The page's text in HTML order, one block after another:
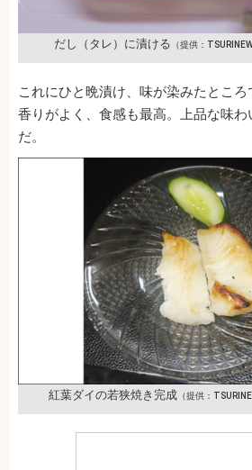
だし（タレ）に漬ける （提供：
これにひと晩漬け、味が染みたとこ
香りがよく、食感も最高。上品な味
だ。
紅葉ダイの若狭焼き完成（提供：